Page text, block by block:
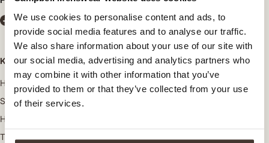
We use cookies to personalise content and ads, to
provide social media features and to analyse our traffic.
We also share information about your use of our site with
our social media, advertising and analytics partners who
may combine it with other information that you’ve
provided to them or that they’ve collected from your use
of their services.
Kategorien
Hosen
Strickwaren
Hemden
T-shirts und Poloshirts